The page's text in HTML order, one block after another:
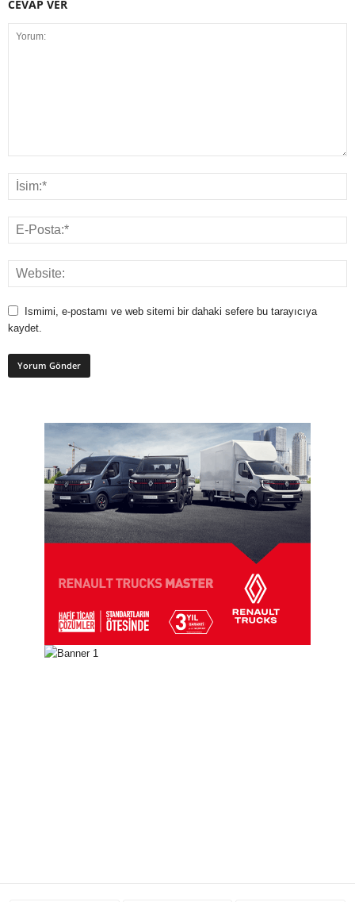
CEVAP VER
Ismimi, e-postamı ve web sitemi bir dahaki sefere bu tarayıcıya
kaydet.